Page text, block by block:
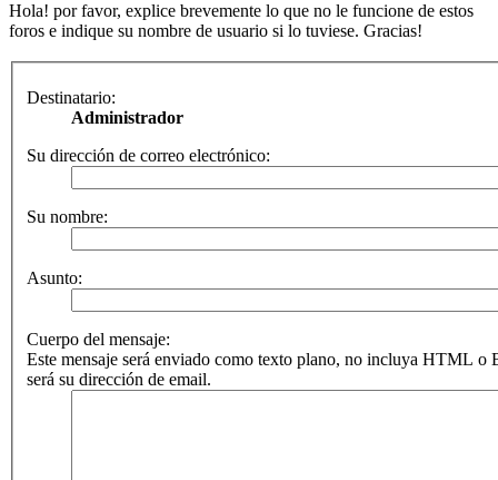
Hola! por favor, explice brevemente lo que no le funcione de estos
foros e indique su nombre de usuario si lo tuviese. Gracias!
Destinatario:
Administrador
Su dirección de correo electrónico:
Su nombre:
Asunto:
Cuerpo del mensaje:
Este mensaje será enviado como texto plano, no incluya HTML o
será su dirección de email.